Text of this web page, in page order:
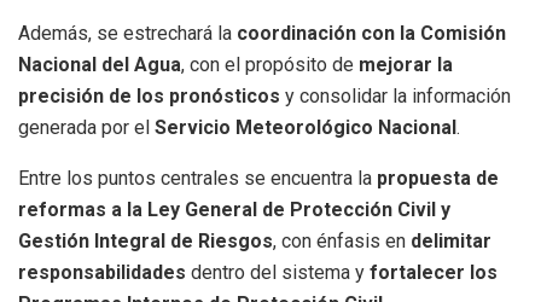
Además, se estrechará la coordinación con la Comisión
Nacional del Agua, con el propósito de mejorar la
precisión de los pronósticos y consolidar la información
generada por el Servicio Meteorológico Nacional.
Entre los puntos centrales se encuentra la propuesta de
reformas a la Ley General de Protección Civil y
Gestión Integral de Riesgos, con énfasis en delimitar
responsabilidades dentro del sistema y fortalecer los